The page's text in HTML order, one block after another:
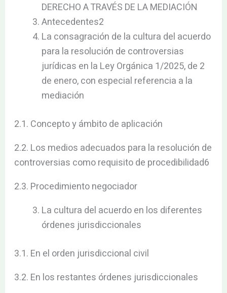
DERECHO A TRAVÉS DE LA MEDIACIÓN
Antecedentes2
La consagración de la cultura del acuerdo
para la resolución de controversias
jurídicas en la Ley Orgánica 1/2025, de 2
de enero, con especial referencia a la
mediación
2.1. Concepto y ámbito de aplicación
2.2. Los medios adecuados para la resolución de
controversias como requisito de procedibilidad6
2.3. Procedimiento negociador
La cultura del acuerdo en los diferentes
órdenes jurisdiccionales
3.1. En el orden jurisdiccional civil
3.2. En los restantes órdenes jurisdiccionales